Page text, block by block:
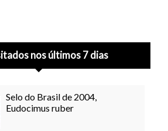
nos últimos 7 dias
Selo do Brasil de 2004,
Eudocimus ruber